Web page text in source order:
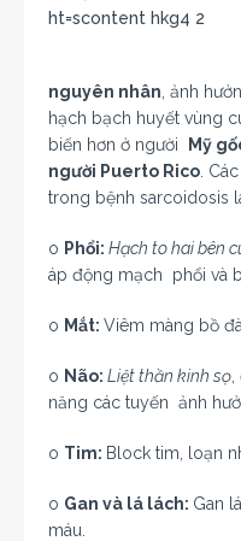
nguyên nhân , ảnh
hạch bạch huyết vùng
biến hơn ở người
Mỹ
người Puerto Rico .
trong bệnh sarcoidosis
o Phổi: Hạch to hai bên
áp động mạch phổi và
o Mắt: Viêm màng bồ
o Não: Liệt thần kinh sọ
năng các tuyến ảnh
o Tim: Block tim, loạn
o Gan và lá lách: Gan
máu.